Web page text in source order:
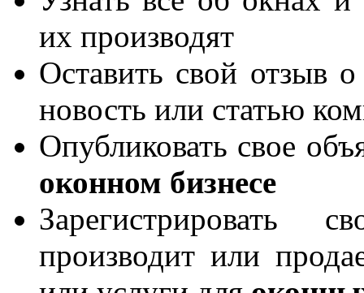
их производят
Оставить свой отзыв
новость или статью
Опубликовать свое
оконном бизнесе
производит или